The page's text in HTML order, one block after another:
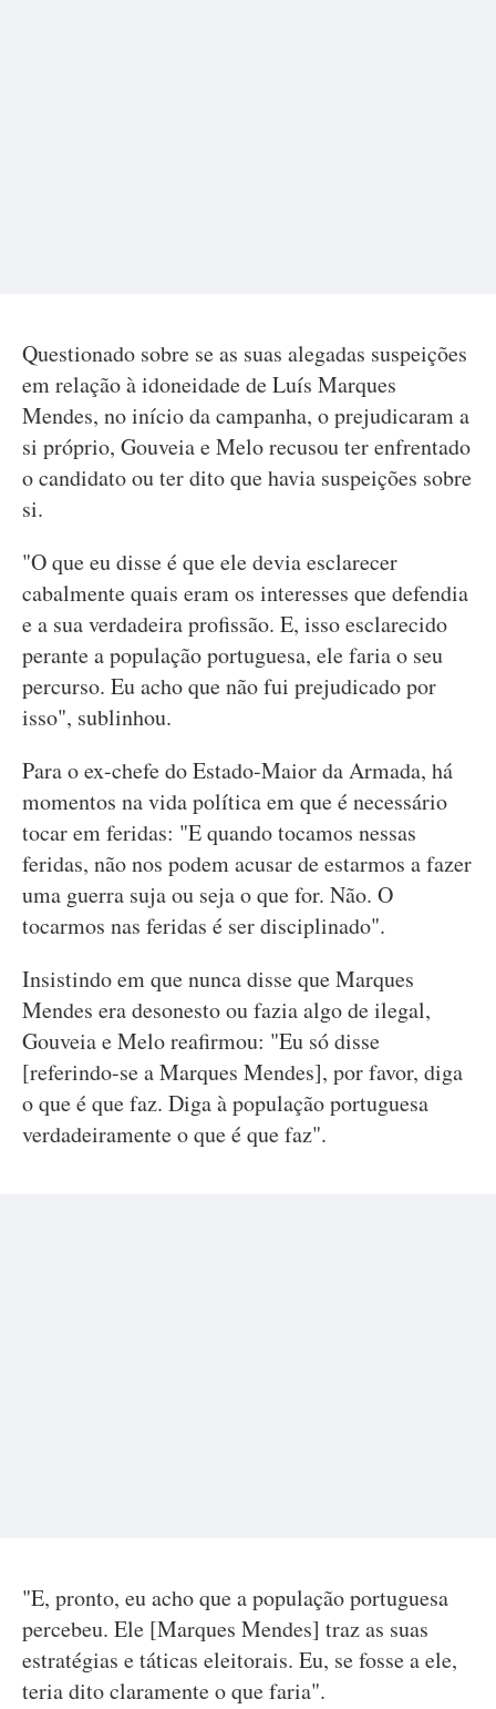
Questionado sobre se as suas alegadas suspeições
em relação à idoneidade de Luís Marques
Mendes, no início da campanha, o prejudicaram a
si próprio, Gouveia e Melo recusou ter enfrentado
o candidato ou ter dito que havia suspeições sobre
si.
"O que eu disse é que ele devia esclarecer
cabalmente quais eram os interesses que defendia
e a sua verdadeira profissão. E, isso esclarecido
perante a população portuguesa, ele faria o seu
percurso. Eu acho que não fui prejudicado por
isso", sublinhou.
Para o ex-chefe do Estado-Maior da Armada, há
momentos na vida política em que é necessário
tocar em feridas: "E quando tocamos nessas
feridas, não nos podem acusar de estarmos a fazer
uma guerra suja ou seja o que for. Não. O
tocarmos nas feridas é ser disciplinado".
Insistindo em que nunca disse que Marques
Mendes era desonesto ou fazia algo de ilegal,
Gouveia e Melo reafirmou: "Eu só disse
[referindo-se a Marques Mendes], por favor, diga
o que é que faz. Diga à população portuguesa
verdadeiramente o que é que faz".
"E, pronto, eu acho que a população portuguesa
percebeu. Ele [Marques Mendes] traz as suas
estratégias e táticas eleitorais. Eu, se fosse a ele,
teria dito claramente o que faria".